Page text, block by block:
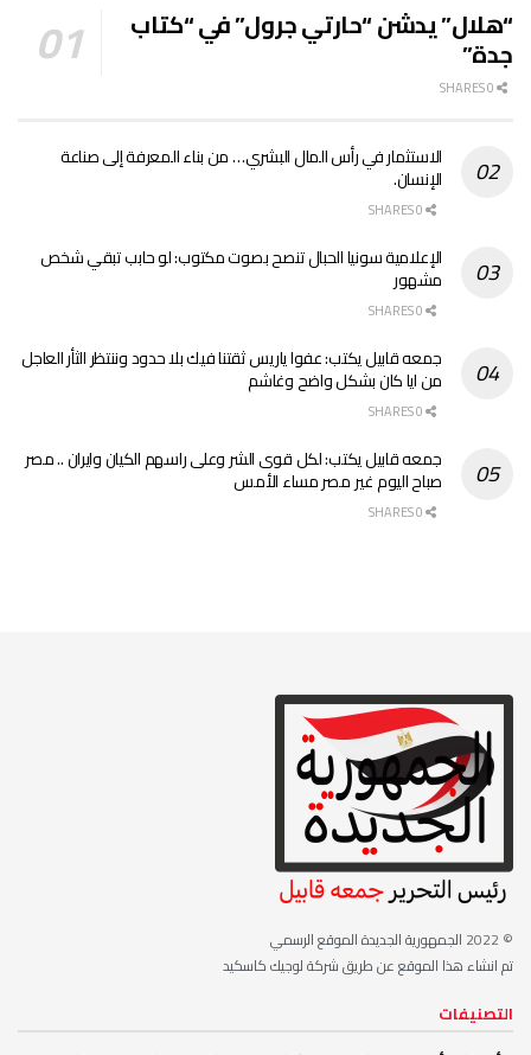
“هلال” يدشن “حارتي جرول” في “كتاب
جدة”
الاستثمار في رأس المال البشري… من بناء المعرفة إلى صناعة
الإنسان.
الإعلامية سونيا الحبال تنصح بصوت مكتوب: لو حابب تبقي شخص
مشهور
جمعه قابيل يكتب: عفوا ياريس ثقتنا فيك بلا حدود وننتظر الثأر العاجل
من ايا كان بشكل واضح وغاشم
جمعه قابيل يكتب: لكل قوى الشر وعلى راسهم الكيان وايران .. مصر
صباح اليوم غير مصر مساء الأمس
© 2022
الجمهورية الجديدة الموقع الرسمي
تم انشاء هذا الموقع عن طريق شركة لوجيك كاسكيد
التصنيفات